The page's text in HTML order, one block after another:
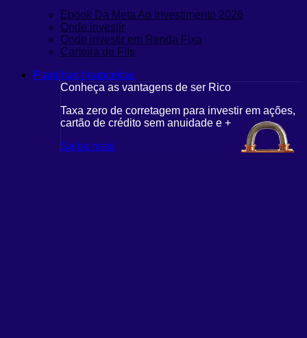
Ebook Da Meta Ao Investimento 2026
Onde investir
Onde investir em Renda Fixa
Carteira de FIIs
Planilhas financeiras
Conheça as vantagens de ser Rico
Taxa zero de corretagem para investir em ações,
cartão de crédito sem anuidade e +
Saiba mais